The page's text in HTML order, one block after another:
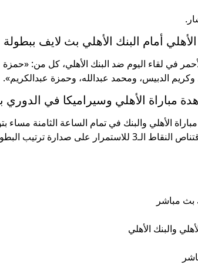
أمام البنك الأهلي بث لايف
في لقاء اليوم ضد البنك الأهلي، كل من:
الدبيس، ومحمد عبدالله، وحمزة عبدالكريم».
مباراة الأهلي وسيراميكا في الدوري
على صدارة ترتيب البطولة.
بث مباشر
والبنك الأهلي